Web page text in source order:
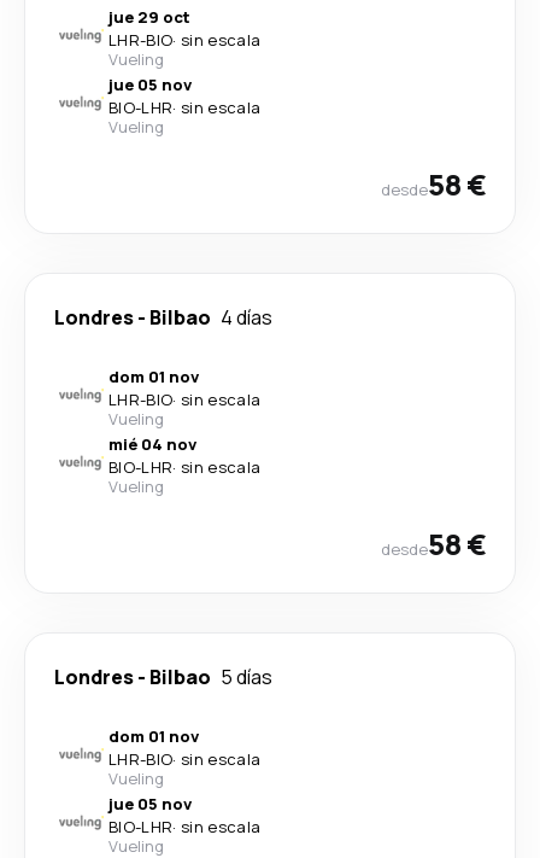
jue 29 oct
LHR-BIO· sin escala
Vueling
jue 05 nov
BIO-LHR· sin escala
Vueling
desde58 €
Londres- Bilbao 4 días
dom 01 nov
LHR-BIO· sin escala
Vueling
mié 04 nov
BIO-LHR· sin escala
Vueling
desde58 €
Londres- Bilbao 5 días
dom 01 nov
LHR-BIO· sin escala
Vueling
jue 05 nov
BIO-LHR· sin escala
Vueling